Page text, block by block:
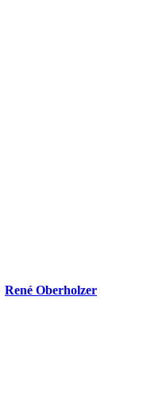
René Oberholzer